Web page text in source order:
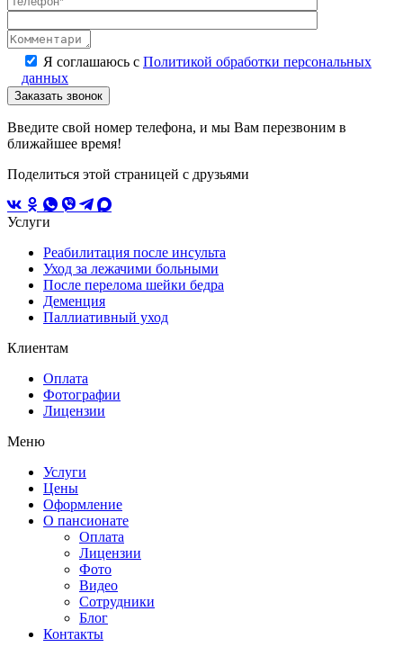
Я соглашаюсь с Политикой обработки персональных
данных
Введите свой номер телефона, и мы Вам перезвоним в
ближайшее время!
Поделиться этой страницей с друзьями
Услуги
Реабилитация после инсульта
Уход за лежачими больными
После перелома шейки бедра
Деменция
Паллиативный уход
Клиентам
Оплата
Фотографии
Лицензии
Меню
Услуги
Цены
Оформление
О пансионате
Оплата
Лицензии
Фото
Видео
Сотрудники
Блог
Контакты